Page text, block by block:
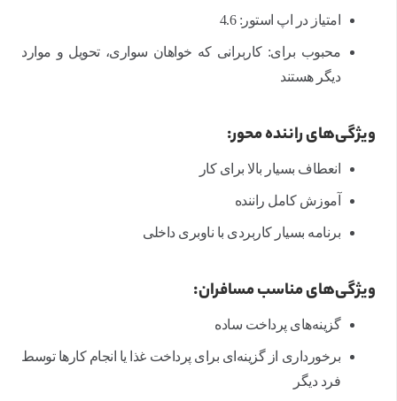
امتیاز در اپ استور: 4.6
محبوب برای: کاربرانی که خواهان سواری، تحویل و موارد
دیگر هستند
ویژگی‌های راننده محور:
انعطاف بسیار بالا برای کار
آموزش کامل راننده
برنامه بسیار کاربردی با ناوبری داخلی
ویژگی‌های مناسب مسافران:
گزینه‌های پرداخت ساده
برخورداری از گزینه‌ای برای پرداخت غذا یا انجام کارها توسط
فرد دیگر